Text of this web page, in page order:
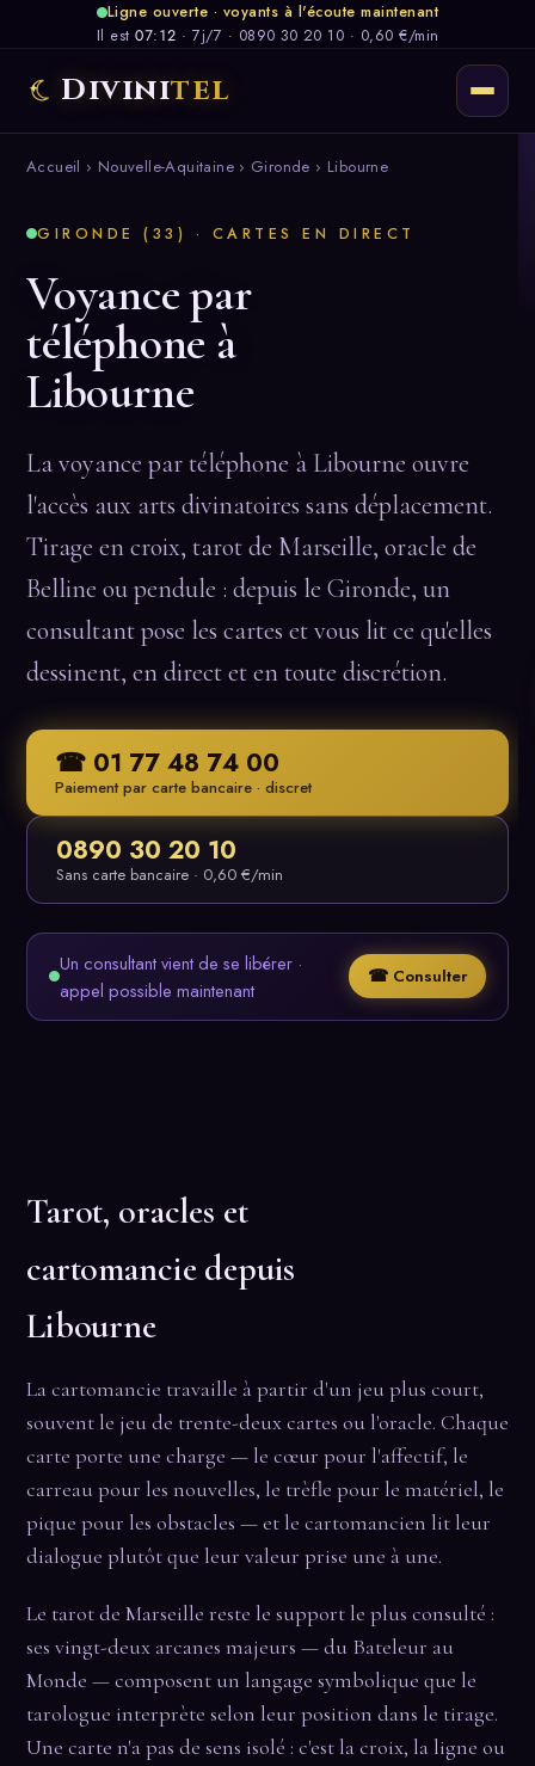
Ligne ouverte · voyants à l'écoute maintenant
Il est 07:12 · 7j/7 · 0890 30 20 10 · 0,60 €/min
Divinitel
Accueil › Nouvelle-Aquitaine› Gironde › Libourne
GIRONDE (33) · CARTES EN DIRECT
Voyance par
téléphone à
Libourne
La voyance par téléphone à Libourne ouvre
l'accès aux arts divinatoires sans déplacement.
Tirage en croix, tarot de Marseille, oracle de
Belline ou pendule : depuis le Gironde, un
consultant pose les cartes et vous lit ce qu'elles
dessinent, en direct et en toute discrétion.
☎ 01 77 48 74 00
Paiement par carte bancaire · discret
0890 30 20 10
Sans carte bancaire · 0,60 €/min
Un consultant vient de se libérer ·
appel possible maintenant
☎ Consulter
Tarot, oracles et
cartomancie depuis
Libourne
La cartomancie travaille à partir d'un jeu plus court,
souvent le jeu de trente-deux cartes ou l'oracle. Chaque
carte porte une charge — le cœur pour l'affectif, le
carreau pour les nouvelles, le trèfle pour le matériel, le
pique pour les obstacles — et le cartomancien lit leur
dialogue plutôt que leur valeur prise une à une.
Le tarot de Marseille reste le support le plus consulté :
ses vingt-deux arcanes majeurs — du Bateleur au
Monde — composent un langage symbolique que le
tarologue interprète selon leur position dans le tirage.
Une carte n'a pas de sens isolé : c'est la croix, la ligne ou